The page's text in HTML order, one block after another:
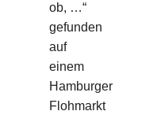
ob, …“
gefunden
auf
einem
Hamburger
Flohmarkt